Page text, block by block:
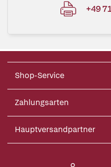
+49
Shop-Service
Zahlungsarten
Hauptversandpartner